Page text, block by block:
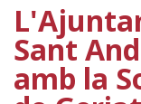
Sant
amb la